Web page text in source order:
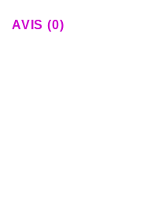
AVIS (0)